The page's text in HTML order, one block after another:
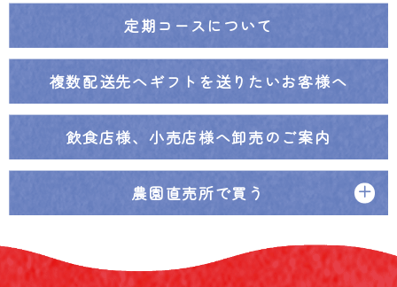
定期コースについて
複数配送先へギフトを送りたいお客様へ
飲食店様、小売店様へ卸売のご案内
農園直売所で買う